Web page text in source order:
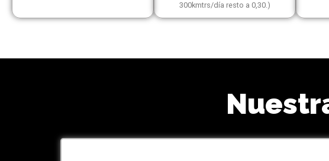
300kmtrs/día resto a 0,30.)